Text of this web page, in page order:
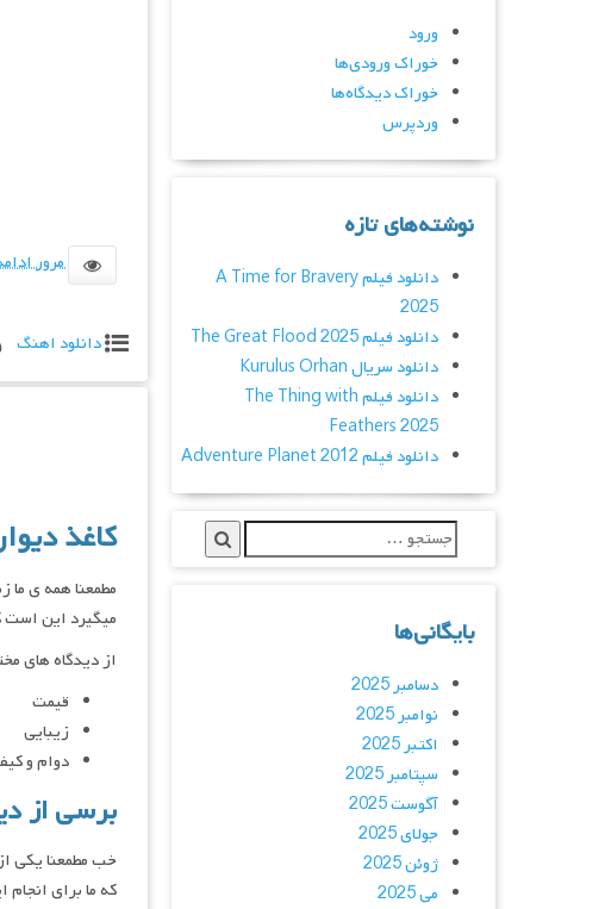
مرور
دانلود اهنگ
کاغذ
مطمعنا همه ی ما
میگیرد این است
از دیدگاه های
قیمت
زیبایی
دوام و
برسی از
خب مطمعنا یکی
که ما برای انجام
ورود
خوراک ورودی‌ها
خوراک دیدگاه‌ها
وردپرس
نوشته‌های تازه
دانلود فیلم A Time for Bravery
2025
دانلود فیلم The Great Flood 2025
دانلود سریال Kurulus Orhan
دانلود فیلم The Thing with
Feathers 2025
دانلود فیلم Adventure Planet 2012
بایگانی‌ها
دسامبر 2025
نوامبر 2025
اکتبر 2025
سپتامبر 2025
آگوست 2025
جولای 2025
ژوئن 2025
می 2025